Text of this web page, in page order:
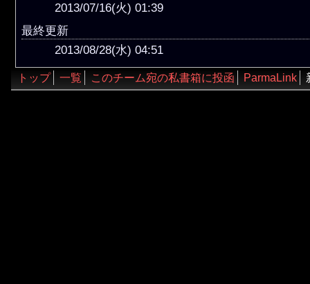
2013/07/16(火) 01:39
最終更新
2013/08/28(水) 04:51
トップ 一覧 このチーム宛の私書箱に投函 ParmaLink